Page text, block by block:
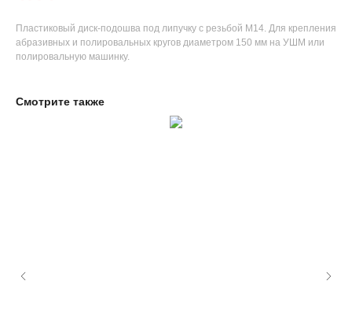
Пластиковый диск-подошва под липучку с резьбой М14. Для крепления
абразивных и полировальных кругов диаметром 150 мм на УШМ или
полировальную машинку.
Смотрите также